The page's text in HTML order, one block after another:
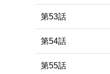
第53話
第54話
第55話